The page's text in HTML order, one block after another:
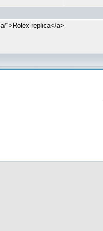
">Rolex replica</a>